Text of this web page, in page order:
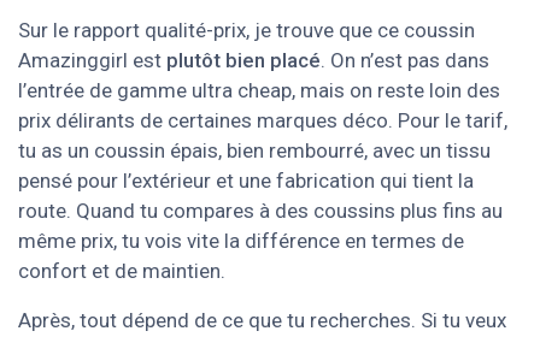
Sur le rapport qualité-prix, je trouve que ce coussin
Amazinggirl est plutôt bien placé. On n’est pas dans
l’entrée de gamme ultra cheap, mais on reste loin des
prix délirants de certaines marques déco. Pour le tarif,
tu as un coussin épais, bien rembourré, avec un tissu
pensé pour l’extérieur et une fabrication qui tient la
route. Quand tu compares à des coussins plus fins au
même prix, tu vois vite la différence en termes de
confort et de maintien.
Après, tout dépend de ce que tu recherches. Si tu veux